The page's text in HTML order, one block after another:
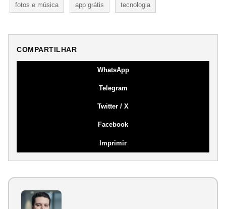
fotos e música app grátis tecnologia
COMPARTILHAR
WhatsApp
Telegram
Twitter / X
Facebook
Imprimir